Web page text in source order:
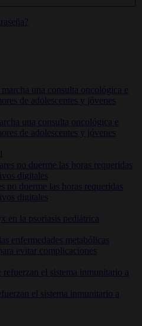
una consulta oncológica e
de adolescentes y jóvenes
no duerme las horas requeridas
digitales
en la psoriasis pediátrica
enfermedades metabólicas
evitar complicaciones
el sistema inmunitario a